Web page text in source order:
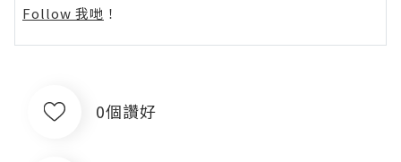
Follow 我哋 ！
0個讚好